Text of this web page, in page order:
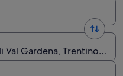
Val Gardena, Trentino-